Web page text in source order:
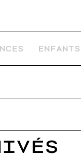
ENFANTS